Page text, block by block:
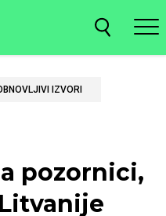
IZVORI
pozornici,